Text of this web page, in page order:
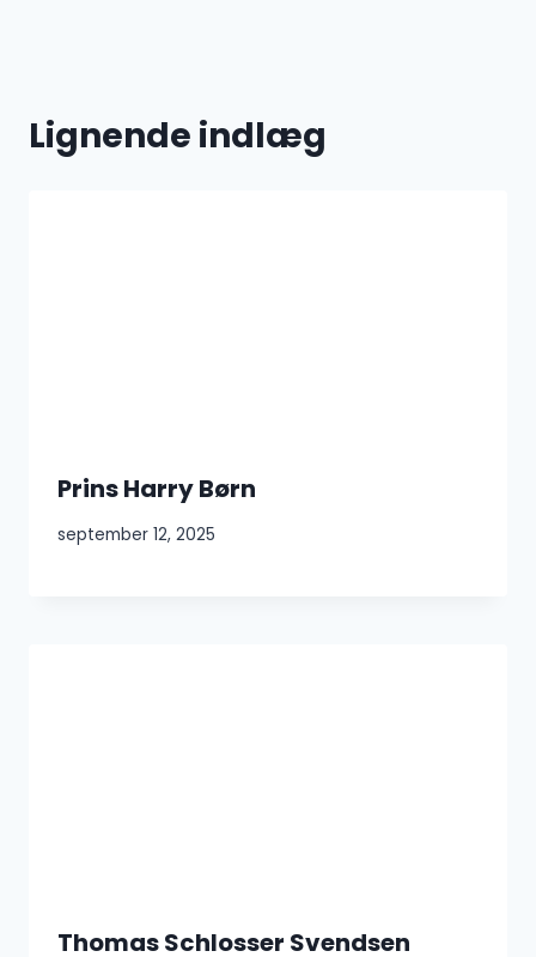
Lignende indlæg
Prins Harry Børn
september 12, 2025
Thomas Schlosser Svendsen